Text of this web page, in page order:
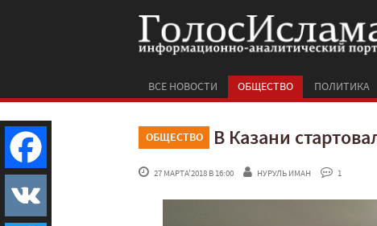
ВСЕ НОВОСТИ ОБЩЕСТВО ПОЛИТИКА
ОБЩЕСТВО В Казани
27 МАРТА'2018 В 16:00 НУРУЛЬ ИМАН 1
Facebook